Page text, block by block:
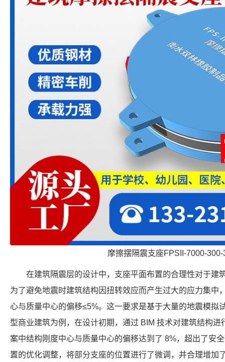
摩擦摆隔震支座FPSII-7000-300-
在建筑隔震层的设计中，支座平面布置的合理性对于建
为了避免地震时建筑结构因扭转效应而产生过大的应力集中
心与质量中心的偏移≤5%。这一要求是基于大量的地震模拟
型商业建筑为例，在设计初期，通过 BIM 技术对建筑结构
案中结构刚度中心与质量中心的偏移达到了 8%，超出了安
置的优化调整，将部分支座的位置进行了微调，并合理增加